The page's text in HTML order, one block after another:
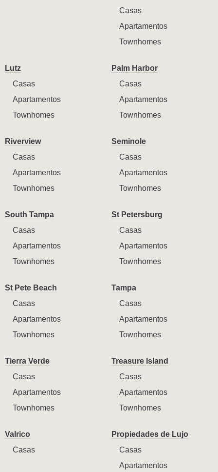
Casas
Apartamentos
Townhomes
Lutz
Casas
Apartamentos
Townhomes
Palm Harbor
Casas
Apartamentos
Townhomes
Riverview
Casas
Apartamentos
Townhomes
Seminole
Casas
Apartamentos
Townhomes
South Tampa
Casas
Apartamentos
Townhomes
St Petersburg
Casas
Apartamentos
Townhomes
St Pete Beach
Casas
Apartamentos
Townhomes
Tampa
Casas
Apartamentos
Townhomes
Tierra Verde
Casas
Apartamentos
Townhomes
Treasure Island
Casas
Apartamentos
Townhomes
Valrico
Casas
Propiedades de Lujo
Casas
Apartamentos